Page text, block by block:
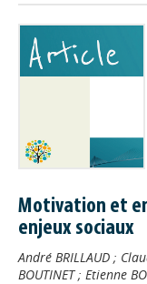
Motivation et
enjeux sociaux
André BRILLAUD ;
BOUTINET; Etienne